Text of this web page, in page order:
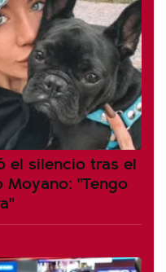
el silencio tras el
"Tengo